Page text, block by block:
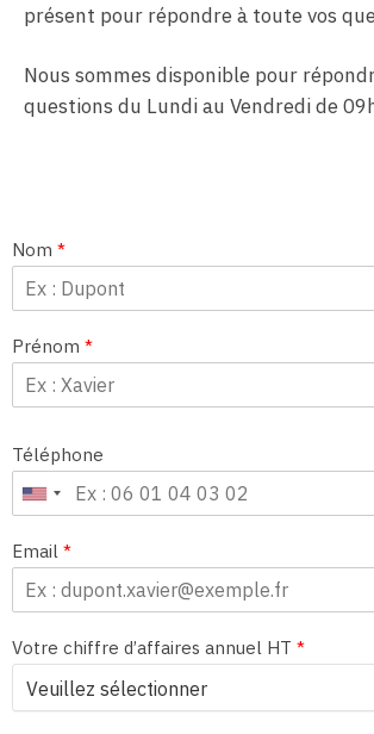
présent pour répondre à toute vos
Nous sommes disponible pour
questions du Lundi au Vendredi de
Nom *
Prénom *
Téléphone
Email *
Votre chiffre d’affaires annuel HT *